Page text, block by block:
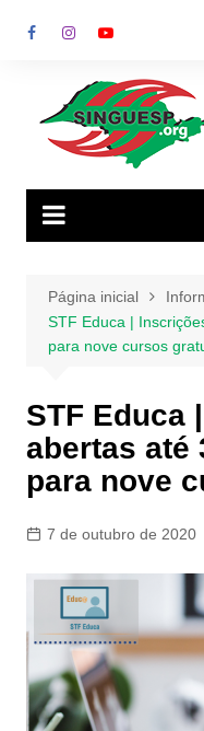
para
Página inicial
STF Educa |
para nove cursos
STF Educa
abertas até
para nove
7 de outubro de 2020